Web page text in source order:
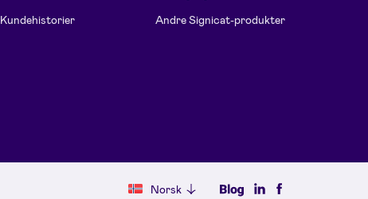
Kundehistorier
Andre Signicat-produkter
Norsk